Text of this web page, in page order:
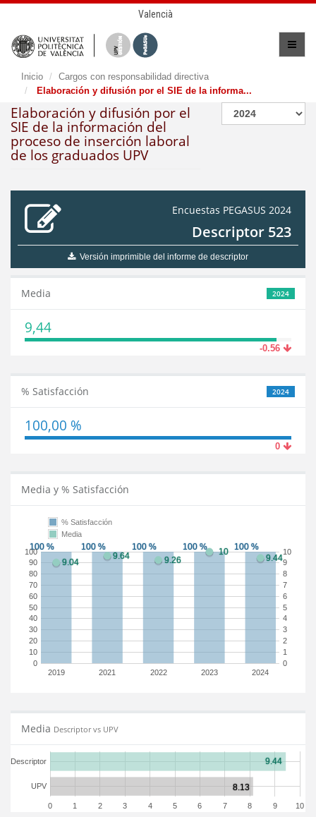
Valencià
Inicio
Cargos con responsabilidad directiva
Elaboración y difusión por el SIE de la informa...
Elaboración y difusión por el
SIE de la información del
proceso de inserción laboral
de los graduados UPV
Encuestas PEGASUS 2024
Descriptor 523
Versión imprimible del informe de descriptor
2024
Media
9,44
-0.56
2024
% Satisfacción
100,00 %
0
Media y % Satisfacción
2019 2021 2022 2023 2024
0
10
20
30
40
50
60
70
80
90
100
0
1
2
3
4
5
6
7
8
9
10
% Satisfacción
Media
Media Descriptor vs UPV
0 1 2 3 4 5 6 7 8 9 10
UPV
Descriptor